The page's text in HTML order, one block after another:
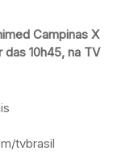
Campinas X
10h45, na TV
tvbrasil